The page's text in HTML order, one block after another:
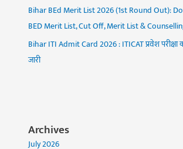
Bihar BEd Merit List 2026 (1st Round Out):
BED Merit List, Cut Off, Merit List &
Bihar ITI Admit Card 2026 : ITICAT प्रवेश परीक्षा
जारी
Archives
July 2026